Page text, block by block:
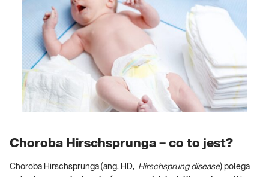
Choroba Hirschsprunga – co to jest?
Choroba Hirschsprunga (ang. HD, Hirschsprung disease) polega